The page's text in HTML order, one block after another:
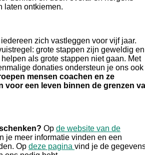
laten ontkiemen.
zich vastleggen voor vijf jaar.
grote stappen zijn geweldig en
als grote stappen niet gaan. Met
donaties ondersteun je ons ook
mensen coachen en ze
voor een leven binnen de grenzen
Op de website van de
je meer informatie vinden en een
Op deze pagina vind je de